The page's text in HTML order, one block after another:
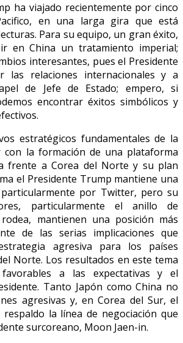
ha viajado recientemente por cinco
en una larga gira que está
Para su equipo, un gran éxito,
en China un tratamiento imperial;
interesantes, pues el Presidente
las relaciones internacionales y a
de Jefe de Estado; empero, si
encontrar éxitos simbólicos y
estratégicos fundamentales de la
la formación de una plataforma
frente a Corea del Norte y su plan
el Presidente Trump mantiene una
por Twitter, pero su
particularmente el anillo de
mantienen una posición más
de las serias implicaciones que
agresiva para los países
Norte. Los resultados en este tema
a las expectativas y el
Tanto Japón como China no
agresivas y, en Corea del Sur, el
la línea de negociación que
surcoreano, Moon Jaen-in.